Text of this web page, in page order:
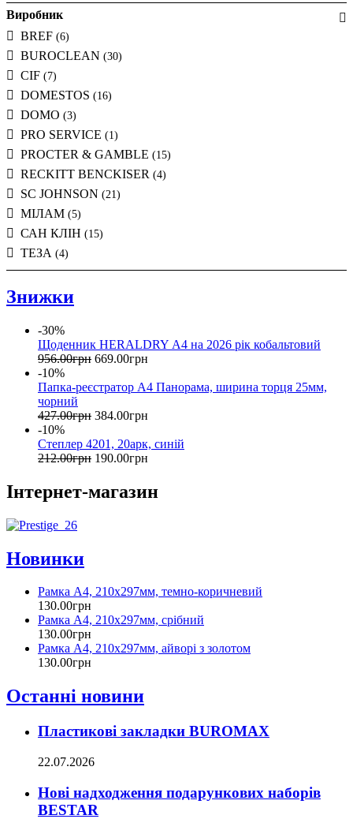
Виробник
BREF (6)
BUROCLEAN (30)
CIF (7)
DOMESTOS (16)
DOMO (3)
PRO SERVICE (1)
PROCTER & GAMBLE (15)
RECKITT BENCKISER (4)
SC JOHNSON (21)
МІЛАМ (5)
САН КЛІН (15)
ТЕЗА (4)
Знижки
-30%
Щоденник HERALDRY А4 на 2026 рік кобальтовий
956.00грн 669.00грн
-10%
Папка-реєстратор А4 Панорама, ширина торця 25мм,
чорний
427.00грн 384.00грн
-10%
Степлер 4201, 20арк, синій
212.00грн 190.00грн
Інтернет-магазин
Новинки
Рамка А4, 210х297мм, темно-коричневий
130.00грн
Рамка А4, 210х297мм, срібний
130.00грн
Рамка А4, 210х297мм, айворі з золотом
130.00грн
Останні новини
Пластикові закладки BUROMAX
22.07.2026
Нові надходження подарункових наборів
BESTAR